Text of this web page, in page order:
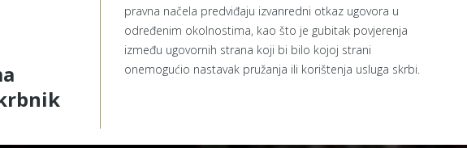
pravna načela predviđaju izvanredni otkaz ugovora u
određenim okolnostima, kao što je gubitak povjerenja
između ugovornih strana koji bi bilo kojoj strani
onemogućio nastavak pružanja ili korištenja usluga skrbi.